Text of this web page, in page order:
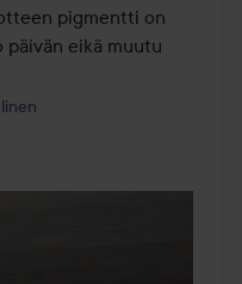
pigmentti on
päivän eikä muutu